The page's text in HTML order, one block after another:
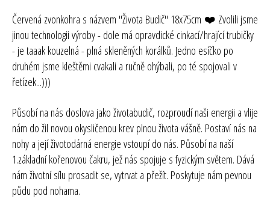
hvězdiček.
Červená zvonkohra s názvem "Života Budič" 18x75cm ❤️ Zvolili jsme
jinou technologii výroby - dole má opravdické cinkací/hrající trubičky
- je taaak kouzelná - plná skleněných korálků. Jedno esíčko po
druhém jsme kleštěmi cvakali a ručně ohýbali, po té spojovali v
řetízek...)))
Působí na nás doslova jako životabudič, rozproudí naši energii a vlije
nám do žil novou okysličenou krev plnou života vášně. Postaví nás na
nohy a její životodárná energie vstoupí do nás. Působí na naší
1.základní kořenovou čakru, jež nás spojuje s fyzickým světem. Dává
nám životní sílu prosadit se, vytrvat a přežít. Poskytuje nám pevnou
půdu pod nohama.